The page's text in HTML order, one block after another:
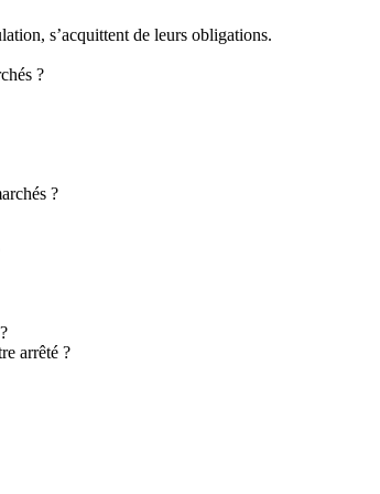
s’acquittent de leurs obligations.
?
?
arrêté ?